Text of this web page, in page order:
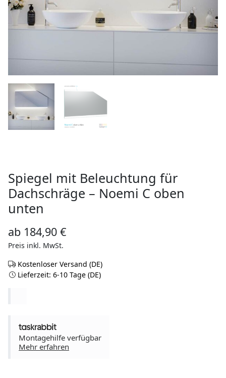
Spiegel mit Beleuchtung für
Dachschräge – Noemi C oben
unten
ab 184,90 €
Preis inkl. MwSt.
Kostenloser Versand (DE)
Lieferzeit: 6-10 Tage (DE)
Montagehilfe verfügbar
Mehr erfahren